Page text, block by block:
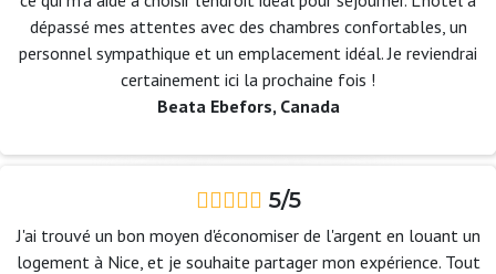
dépassé mes attentes avec des chambres confortables, un
personnel sympathique et un emplacement idéal. Je reviendrai
certainement ici la prochaine fois !
Beata Ebefors, Canada
5/5
J'ai trouvé un bon moyen d'économiser de l'argent en louant un
logement à Nice, et je souhaite partager mon expérience. Tout